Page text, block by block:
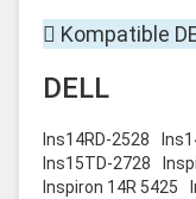
Kompatible
DELL
Ins14RD-2528
Ins15TD-2728
Inspiron 14R 5425